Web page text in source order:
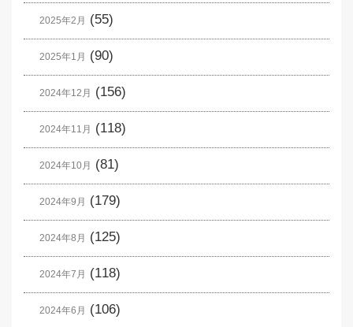
2025年2月 (55)
2025年1月 (90)
2024年12月 (156)
2024年11月 (118)
2024年10月 (81)
2024年9月 (179)
2024年8月 (125)
2024年7月 (118)
2024年6月 (106)